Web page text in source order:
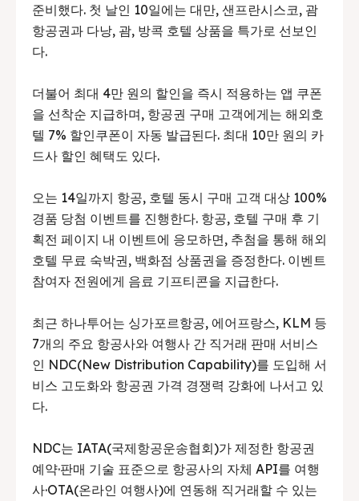
준비했다. 첫 날인 10일에는 대만, 샌프란시스코, 괌
항공권과 다낭, 괌, 방콕 호텔 상품을 특가로 선보인
다.
더불어 최대 4만 원의 할인을 즉시 적용하는 앱 쿠폰
을 선착순 지급하며, 항공권 구매 고객에게는 해외호
텔 7% 할인쿠폰이 자동 발급된다. 최대 10만 원의 카
드사 할인 혜택도 있다.
오는 14일까지 항공, 호텔 동시 구매 고객 대상 100%
경품 당첨 이벤트를 진행한다. 항공, 호텔 구매 후 기
획전 페이지 내 이벤트에 응모하면, 추첨을 통해 해외
호텔 무료 숙박권, 백화점 상품권을 증정한다. 이벤트
참여자 전원에게 음료 기프티콘을 지급한다.
최근 하나투어는 싱가포르항공, 에어프랑스, KLM 등
7개의 주요 항공사와 여행사 간 직거래 판매 서비스
인 NDC(New Distribution Capability)를 도입해 서
비스 고도화와 항공권 가격 경쟁력 강화에 나서고 있
다.
NDC는 IATA(국제항공운송협회)가 제정한 항공권
예약·판매 기술 표준으로 항공사의 자체 API를 여행
사·OTA(온라인 여행사)에 연동해 직거래할 수 있는